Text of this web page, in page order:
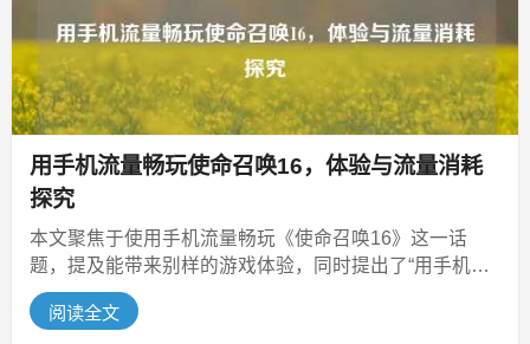
用手机流量畅玩使命召唤16，体验与流量消耗
探究
本文聚焦于使用手机流量畅玩《使命召唤16》这一话
题，提及能带来别样的游戏体验，同时提出了“用手机流
量玩游戏一小时多少流量”这一疑...
阅读全文